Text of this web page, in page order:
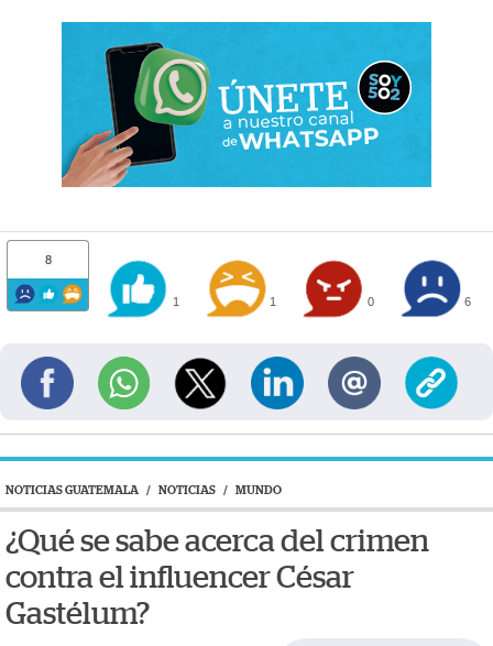
8
1 1 0 6
NOTICIAS GUATEMALA / NOTICIAS / MUNDO
¿Qué se sabe acerca del crimen
contra el influencer César
Gastélum?